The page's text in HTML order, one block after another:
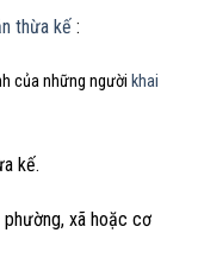
thừa kế :
của những người khai
kế.
xã hoặc cơ